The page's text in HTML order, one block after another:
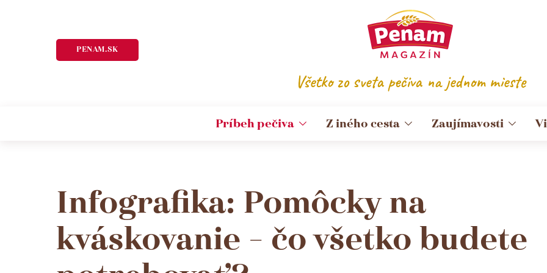
PENAM.SK
Všetko zo sveta pečiva na jednom mieste
Príbeh pečiva Z iného cesta Zaujímavosti
Infografika: Pomôcky na
kváskovanie – čo všetko budete